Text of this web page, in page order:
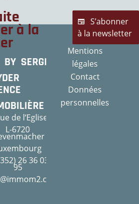
à la
S’abonner
à la newsletter
SERGE
de l‘Eglise
L-6720
26 36 03
95
Mentions
légales
Contact
Données
personnelles